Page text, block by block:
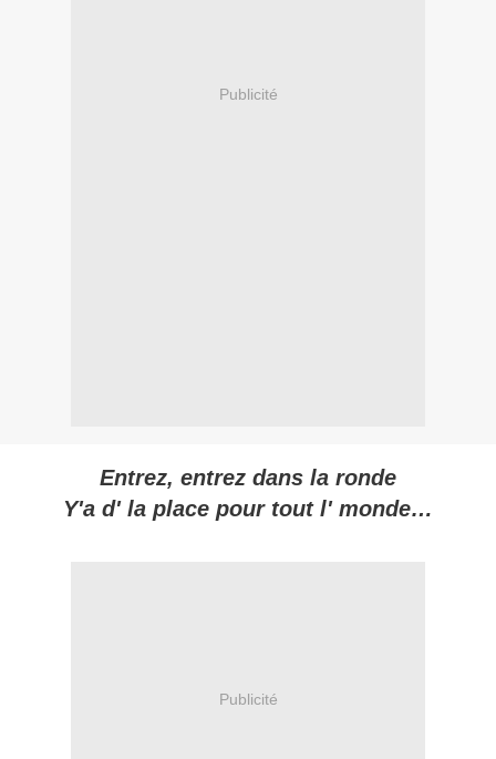
Publicité
Entrez, entrez dans la ronde
Y'a d' la place pour tout l' monde…
Publicité